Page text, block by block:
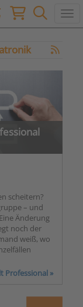
scheitern?
– und
Änderung
noch der
weiß, wo
Professional »